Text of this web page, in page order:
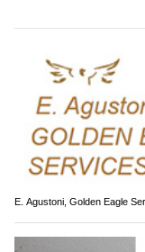
E. Agustoni, Golden Eagle